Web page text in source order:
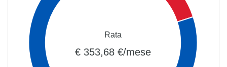
Rata
€ 353,68 €/mese